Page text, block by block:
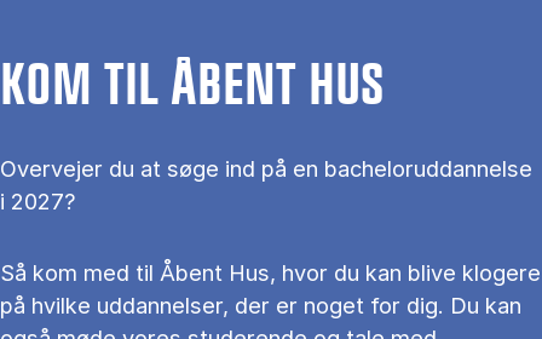
KOM TIL ÅBENT HUS
Overvejer du at søge ind på en bacheloruddannelse
i 2027?
Så kom med til Åbent Hus, hvor du kan blive klogere
på hvilke uddannelser, der er noget for dig. Du kan